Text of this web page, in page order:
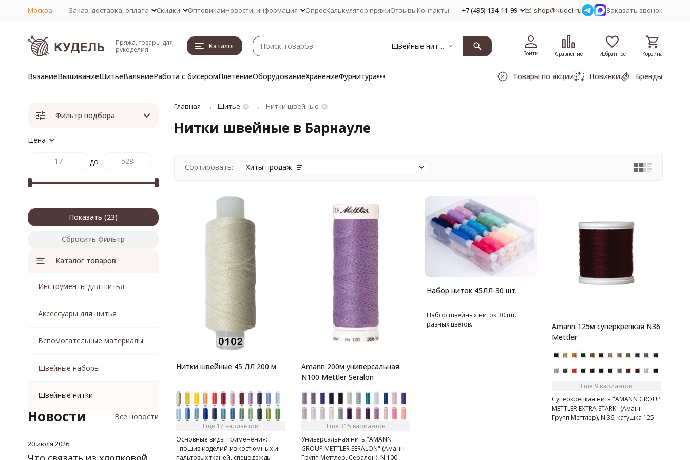
Москва Заказ, доставка, оплата Скидки ОптовикамНовости, информация ОпросКалькулятор пряжиОтзывыКонтакты +7 (495) 134-11-99 shop@kudel.ru Заказать звонок
Пряжа, товары для
рукоделия
Каталог Швейные нитки
Войти Сравнение Избранное Корзина
ВязаниеВышиваниеШитьеВаляниеРабота с бисеромПлетениеОборудованиеХранениеФурнитура Товары по акции Новинки Бренды
Главная Шитье Нитки швейные
Нитки швейные в Барнауле
Сортировать: Хиты продаж
Нитки швейные 45 ЛЛ 200 м
Ещё 17 вариантов
Основные виды применения:
- пошив изделий из костюмных и
пальтовых тканей, спецодежды
Amann 200м универсальная
N100 Mettler Seralon
Ещё 315 вариантов
Универсальная нить "AMANN
GROUP METTLER SERALON" (Аманн
Групп Меттлер, Сералон), N 100,
Набор ниток 45ЛЛ-30 шт.
Набор швейных ниток 30 шт.
разных цветов.
Amann 125м суперкрепкая N36
Mettler
Ещё 9 вариантов
Суперкрепкая нить "AMANN GROUP
METTLER EXTRA STARK" (Аманн
Групп Меттлер), N 36, катушка 125
Фильтр подбора
Цена
до
Показать
Сбросить фильтр
Каталог товаров
Инструменты для шитья
Аксессуары для шитья
Вспомогательные материалы
Швейные наборы
Швейные нитки
Новости Все новости
20 июля 2026